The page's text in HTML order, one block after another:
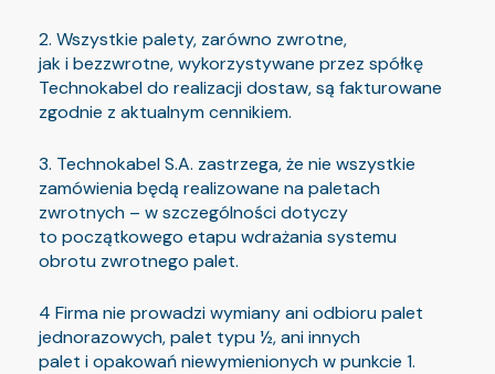
2. Wszystkie palety, zarówno zwrotne,
jak i bezzwrotne, wykorzystywane przez spółkę
Technokabel do realizacji dostaw, są fakturowane
zgodnie z aktualnym cennikiem.
3. Technokabel S.A. zastrzega, że nie wszystkie
zamówienia będą realizowane na paletach
zwrotnych – w szczególności dotyczy
to początkowego etapu wdrażania systemu
obrotu zwrotnego palet.
4 Firma nie prowadzi wymiany ani odbioru palet
jednorazowych, palet typu ½, ani innych
palet i opakowań niewymienionych w punkcie 1.